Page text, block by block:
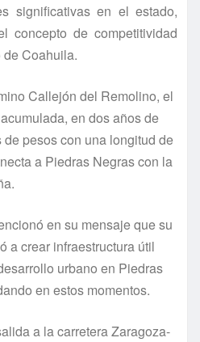
significativas en el estado,
concepto de competitividad
Coahuila.
Callejón del Remolino, el
en dos años de
pesos con una longitud de
a Piedras Negras con la
en su mensaje que su
a crear infraestructura útil
urbano en Piedras
en estos momentos.
a la carretera Zaragoza-